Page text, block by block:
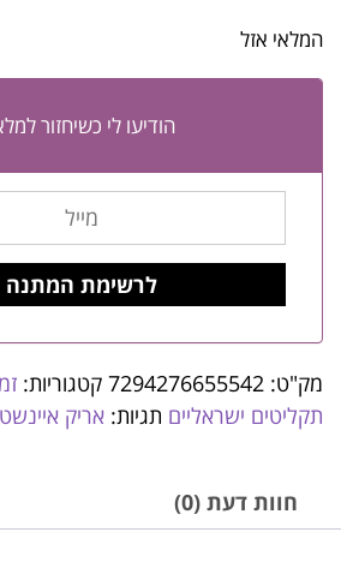
המלאי אזל
הודיעו לי כשיחזור
מק"ט: 7294276655542 קטגוריות:
תקליטים ישראליים תגיות: אריק
חוות דעת (0)